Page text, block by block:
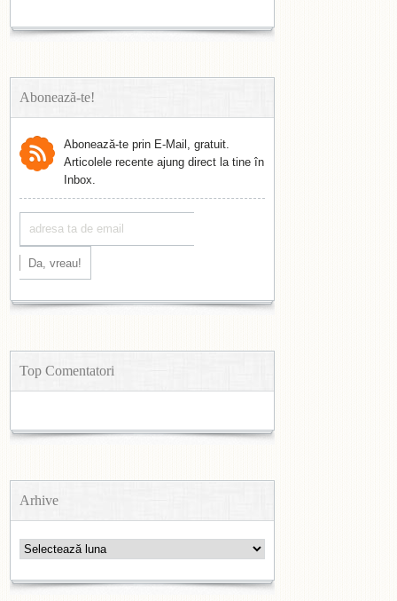
Abonează-te!
Abonează-te prin E-Mail, gratuit.
Articolele recente ajung direct la tine în
Inbox.
Top Comentatori
Arhive
Arhive